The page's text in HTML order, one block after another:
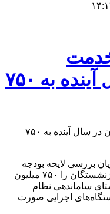
بازنشستگان در سال آینده به ۷۵۰
بررسی لایحه بودجه
سال ۱۴۰۵ سقف پاداش پایان خدمت بازنشستگان را ۷۵۰ میلیون
ساماندهی نظام
اجرایی صورت